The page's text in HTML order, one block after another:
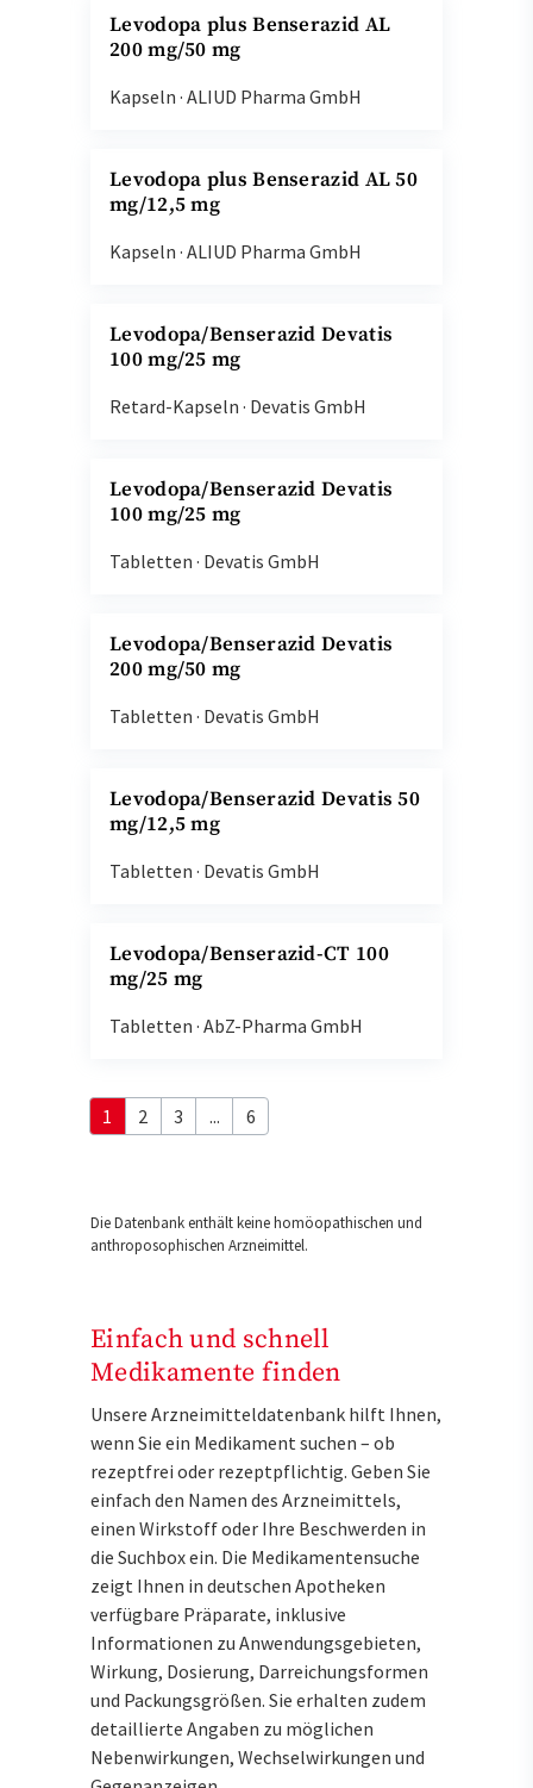
Levodopa plus Benserazid AL
200 mg/50 mg
Kapseln · ALIUD Pharma GmbH
Levodopa plus Benserazid AL 50
mg/12,5 mg
Kapseln · ALIUD Pharma GmbH
Levodopa/Benserazid Devatis
100 mg/25 mg
Retard-Kapseln · Devatis GmbH
Levodopa/Benserazid Devatis
100 mg/25 mg
Tabletten · Devatis GmbH
Levodopa/Benserazid Devatis
200 mg/50 mg
Tabletten · Devatis GmbH
Levodopa/Benserazid Devatis 50
mg/12,5 mg
Tabletten · Devatis GmbH
Levodopa/Benserazid-CT 100
mg/25 mg
Tabletten · AbZ-Pharma GmbH
1 2 3 ... 6
Die Datenbank enthält keine homöopathischen und
anthroposophischen Arzneimittel.
Einfach und schnell
Medikamente finden
Unsere Arzneimitteldatenbank hilft Ihnen,
wenn Sie ein Medikament suchen – ob
rezeptfrei oder rezeptpflichtig. Geben Sie
einfach den Namen des Arzneimittels,
einen Wirkstoff oder Ihre Beschwerden in
die Suchbox ein. Die Medikamentensuche
zeigt Ihnen in deutschen Apotheken
verfügbare Präparate, inklusive
Informationen zu Anwendungsgebieten,
Wirkung, Dosierung, Darreichungsformen
und Packungsgrößen. Sie erhalten zudem
detaillierte Angaben zu möglichen
Nebenwirkungen, Wechselwirkungen und